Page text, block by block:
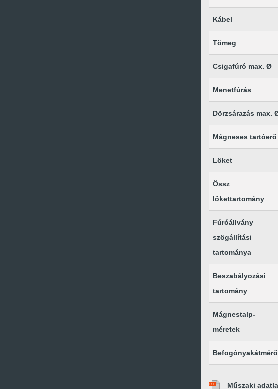
Kábel
Tömeg
Csigafúró max. Ø
Menetfúrás
Dörzsárazás max.
Mágneses tartóerő
Löket
Össz
lökettartomány
Fúróállvány
szögállítási
tartománya
Beszabályozási
tartomány
Mágnestalp-
méretek
Befogónyakátmérő
Műszaki